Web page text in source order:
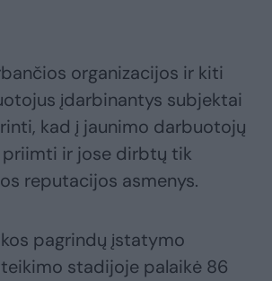
organizacijos ir kiti
įdarbinantys subjektai
kad į jaunimo darbuotojų
ir jose dirbtų tik
reputacijos asmenys.
pagrindų įstatymo
stadijoje palaikė 86